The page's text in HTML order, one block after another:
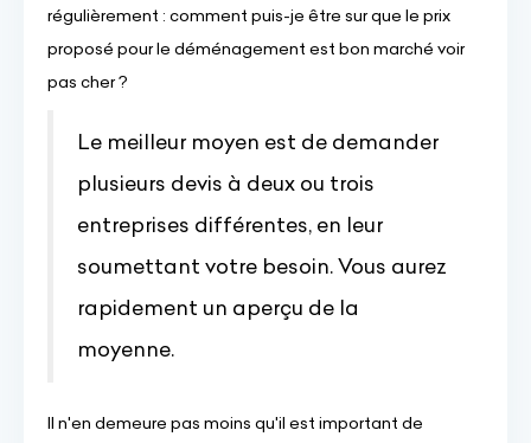
régulièrement : comment puis-je être sur que le prix
proposé pour le déménagement est bon marché voir
pas cher ?
Le meilleur moyen est de demander
plusieurs devis à deux ou trois
entreprises différentes, en leur
soumettant votre besoin. Vous aurez
rapidement un aperçu de la
moyenne.
Il n'en demeure pas moins qu'il est important de